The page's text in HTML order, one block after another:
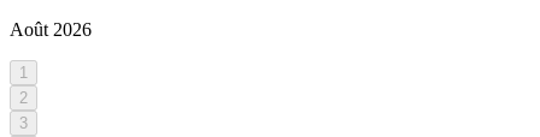
Août 2026
1
2
3